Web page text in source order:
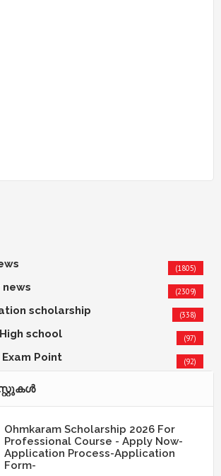
(1805)
news (2309)
scholarship (338)
school (97)
Point (92)
Ohmkaram Scholarship 2026 For
Professional Course - Apply Now-
Application Process-Application
Form-